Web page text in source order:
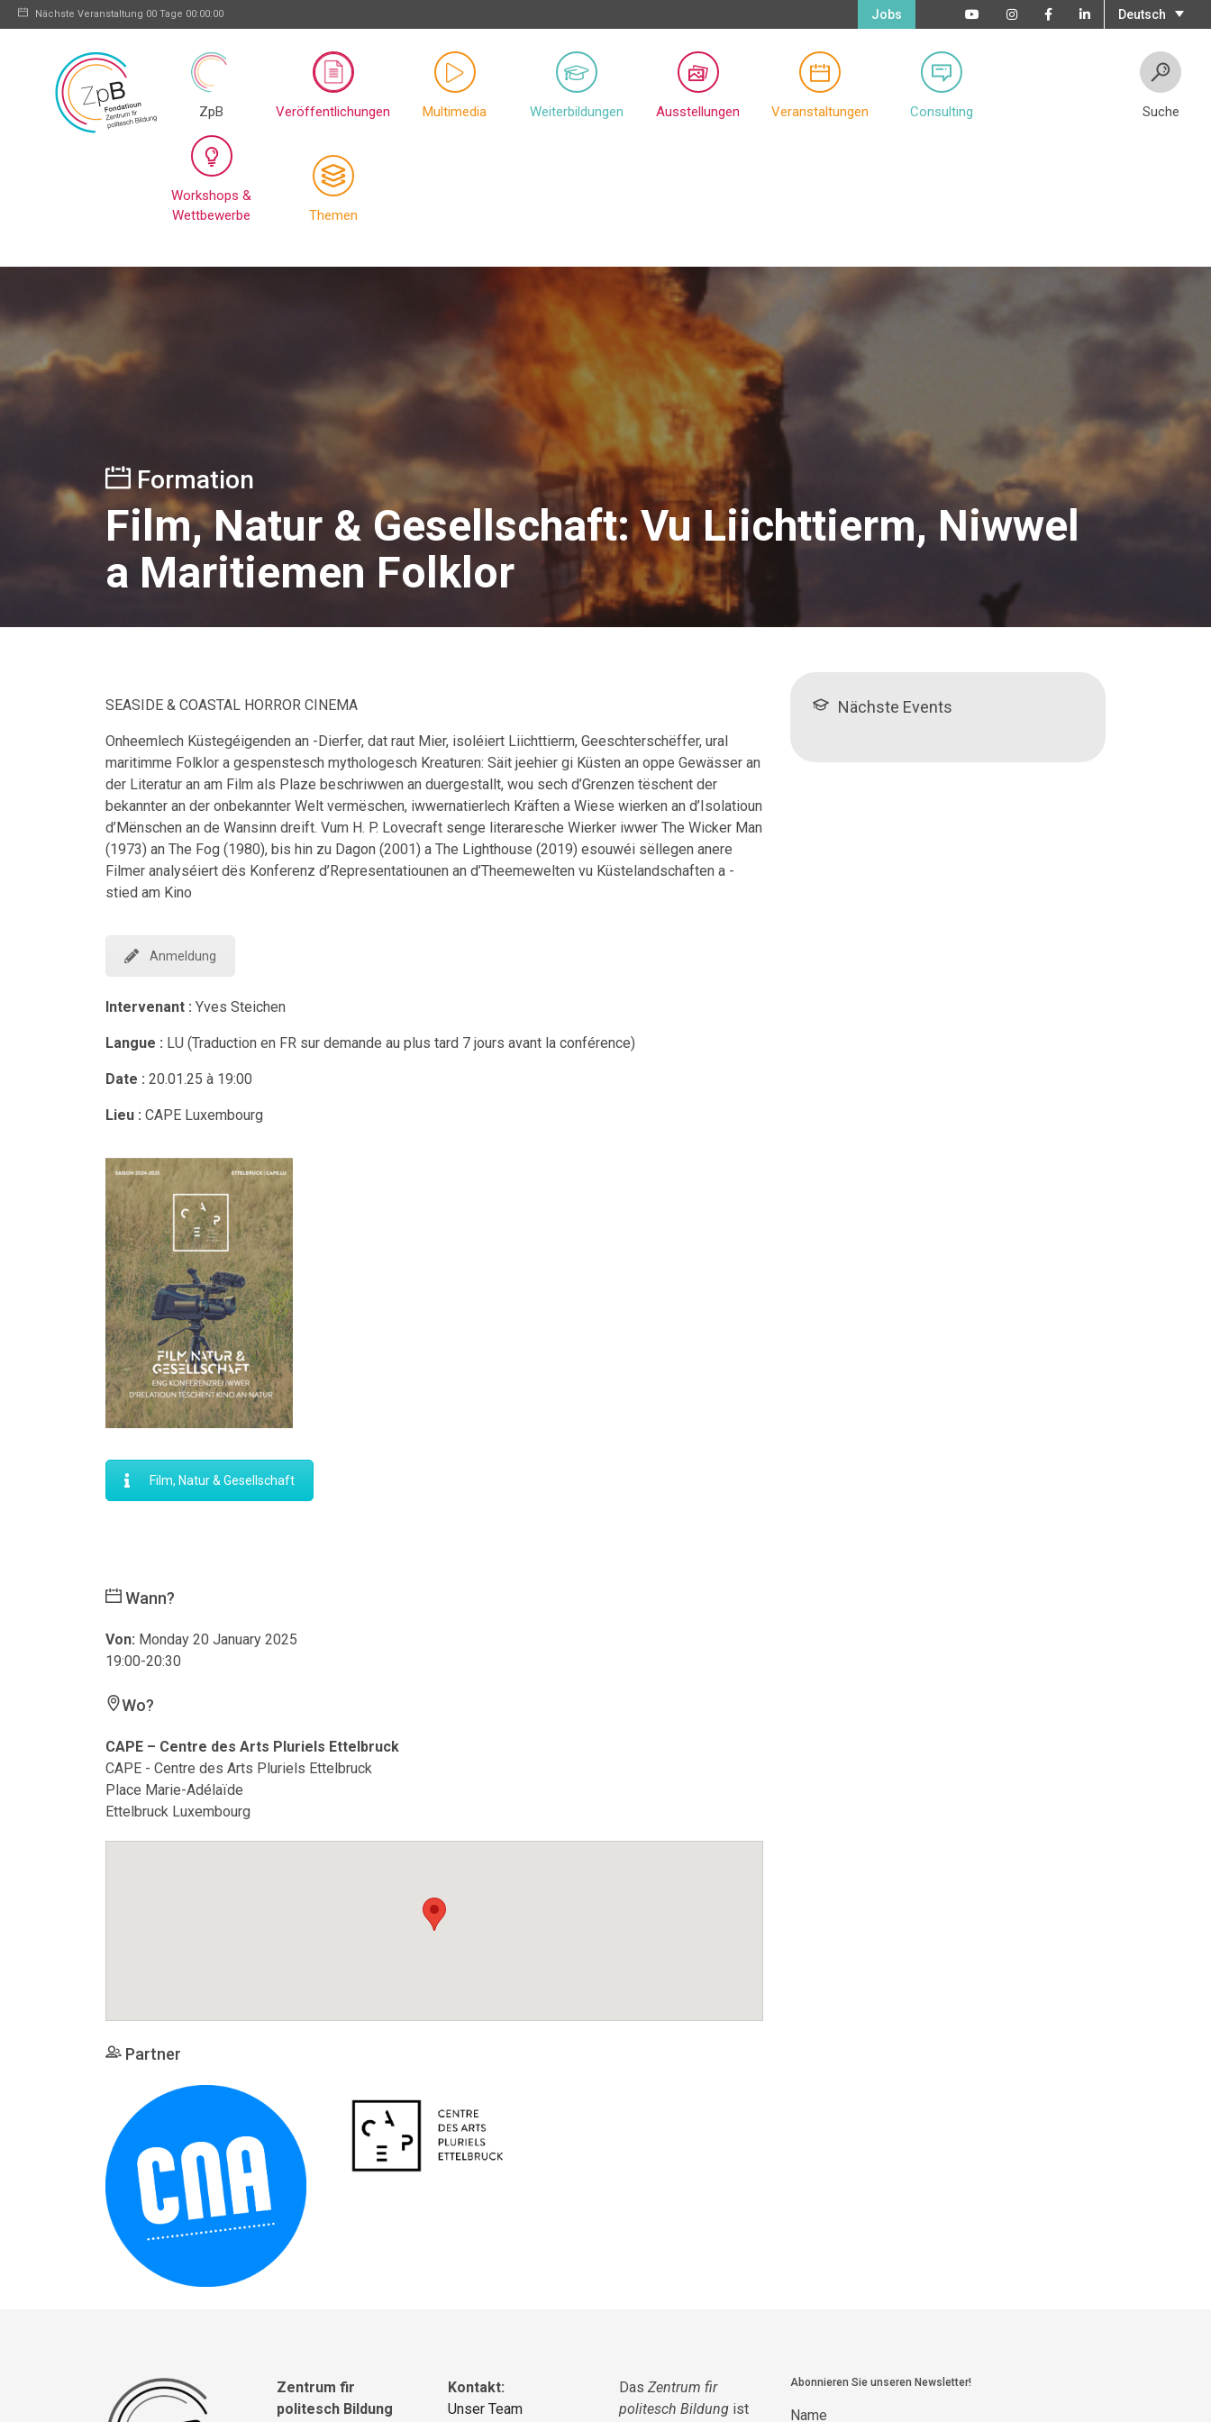
Nächste Veranstaltung 00 Tage 00:00:00 Deutsch
Jobs
ZpB Veröffentlichungen Multimedia Weiterbildungen Ausstellungen Veranstaltungen Consulting
Workshops &
Wettbewerbe
Themen
Suche
Formation
Film, Natur & Gesellschaft: Vu Liichttierm, Niwwel
a Maritiemen Folklor
SEASIDE & COASTAL HORROR CINEMA
Onheemlech Küstegéigenden an -Dierfer, dat raut Mier, isoléiert Liichttierm, Geeschterschëffer, ural
maritimme Folklor a gespenstesch mythologesch Kreaturen: Säit jeehier gi Küsten an oppe Gewässer an
der Literatur an am Film als Plaze beschriwwen an duergestallt, wou sech d’Grenzen tëschent der
bekannter an der onbekannter Welt vermëschen, iwwernatierlech Kräften a Wiese wierken an d’Isolatioun
d’Mënschen an de Wansinn dreift. Vum H. P. Lovecraft senge literaresche Wierker iwwer The Wicker Man
(1973) an The Fog (1980), bis hin zu Dagon (2001) a The Lighthouse (2019) esouwéi sëllegen anere
Filmer analyséiert dës Konferenz d’Representatiounen an d’Theemewelten vu Küstelandschaften a -
stied am Kino
Anmeldung
Intervenant : Yves Steichen
Langue : LU (Traduction en FR sur demande au plus tard 7 jours avant la conférence)
Date : 20.01.25 à 19:00
Lieu : CAPE Luxembourg
Film, Natur & Gesellschaft
Wann?
Von: Monday 20 January 2025
19:00-20:30
Wo?
CAPE – Centre des Arts Pluriels Ettelbruck
CAPE - Centre des Arts Pluriels Ettelbruck
Place Marie-Adélaïde
Ettelbruck Luxembourg
Partner
Nächste Events
Zentrum fir
politesch Bildung
Kontakt:
Unser Team
Das Zentrum fir
politesch Bildung ist
Abonnieren Sie unseren Newsletter!
Name